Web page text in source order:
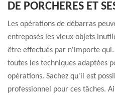
DE PORCHERES ET
Les opérations de débarras
entreposés les vieux objets
être effectués par n'importe
toutes les techniques adaptées
opérations. Sachez qu'il est
professionnel pour ces tâches.